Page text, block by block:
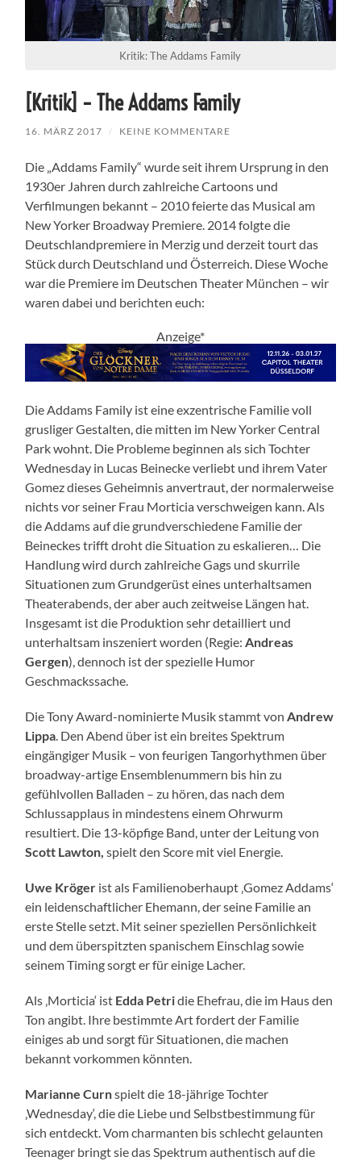
Kritik: The Addams Family
[Kritik] – The Addams Family
16. MÄRZ 2017 / KEINE KOMMENTARE
Die „Addams Family“ wurde seit ihrem Ursprung in den
1930er Jahren durch zahlreiche Cartoons und
Verfilmungen bekannt – 2010 feierte das Musical am
New Yorker Broadway Premiere. 2014 folgte die
Deutschlandpremiere in Merzig und derzeit tourt das
Stück durch Deutschland und Österreich. Diese Woche
war die Premiere im Deutschen Theater München – wir
waren dabei und berichten euch:
Anzeige*
Die Addams Family ist eine exzentrische Familie voll
grusliger Gestalten, die mitten im New Yorker Central
Park wohnt. Die Probleme beginnen als sich Tochter
Wednesday in Lucas Beinecke verliebt und ihrem Vater
Gomez dieses Geheimnis anvertraut, der normalerweise
nichts vor seiner Frau Morticia verschweigen kann. Als
die Addams auf die grundverschiedene Familie der
Beineckes trifft droht die Situation zu eskalieren… Die
Handlung wird durch zahlreiche Gags und skurrile
Situationen zum Grundgerüst eines unterhaltsamen
Theaterabends, der aber auch zeitweise Längen hat.
Insgesamt ist die Produktion sehr detailliert und
unterhaltsam inszeniert worden (Regie:Andreas
Gergen), dennoch ist der spezielle Humor
Geschmackssache.
Die Tony Award-nominierte Musik stammt vonAndrew
Lippa. Den Abend über ist ein breites Spektrum
eingängiger Musik – von feurigen Tangorhythmen über
broadway-artige Ensemblenummern bis hin zu
gefühlvollen Balladen – zu hören, das nach dem
Schlussapplaus in mindestens einem Ohrwurm
resultiert. Die 13-köpfige Band, unter der Leitung von
Scott Lawton, spielt den Score mit viel Energie.
Uwe Kröger ist als Familienoberhaupt ‚Gomez Addams‘
ein leidenschaftlicher Ehemann, der seine Familie an
erste Stelle setzt. Mit seiner speziellen Persönlichkeit
und dem überspitzten spanischem Einschlag sowie
seinem Timing sorgt er für einige Lacher.
Als ‚Morticia‘ ist Edda Petridie Ehefrau, die im Haus den
Ton angibt. Ihre bestimmte Art fordert der Familie
einiges ab und sorgt für Situationen, die machen
bekannt vorkommen könnten.
Marianne Curnspielt die 18-jährige Tochter
‚Wednesday‘, die die Liebe und Selbstbestimmung für
sich entdeckt. Vom charmanten bis schlecht gelaunten
Teenager bringt sie das Spektrum authentisch auf die